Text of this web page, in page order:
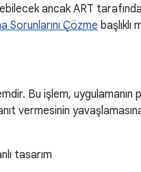
ancak ART
Sorunlarını Çözme başlıklı
Bu işlem, uygulamanın
vermesinin
tasarım